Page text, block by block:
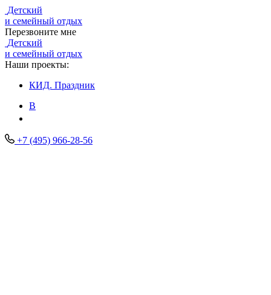
Детский
и семейный отдых
Перезвоните мне
Детский
и семейный отдых
Наши проекты:
КИД. Праздник
В
+7 (495) 966-28-56